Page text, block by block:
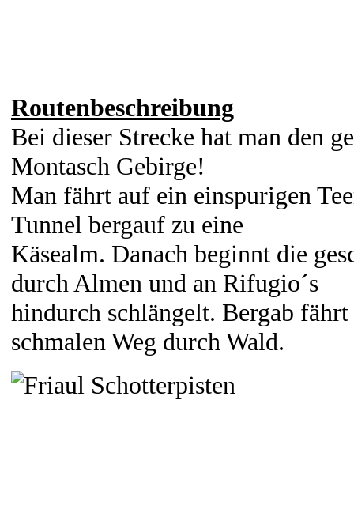
Routenbeschreibung
Bei dieser Strecke hat man den
Montasch Gebirge!
Man fährt auf ein einspurigen
Tunnel bergauf zu eine
Käsealm. Danach beginnt die
durch Almen und an Rifugio´s
hindurch schlängelt. Bergab
schmalen Weg durch Wald.